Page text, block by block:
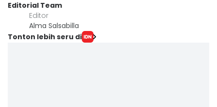
Editorial Team
Editor
Alma Salsabilla
Tonton lebih seru di